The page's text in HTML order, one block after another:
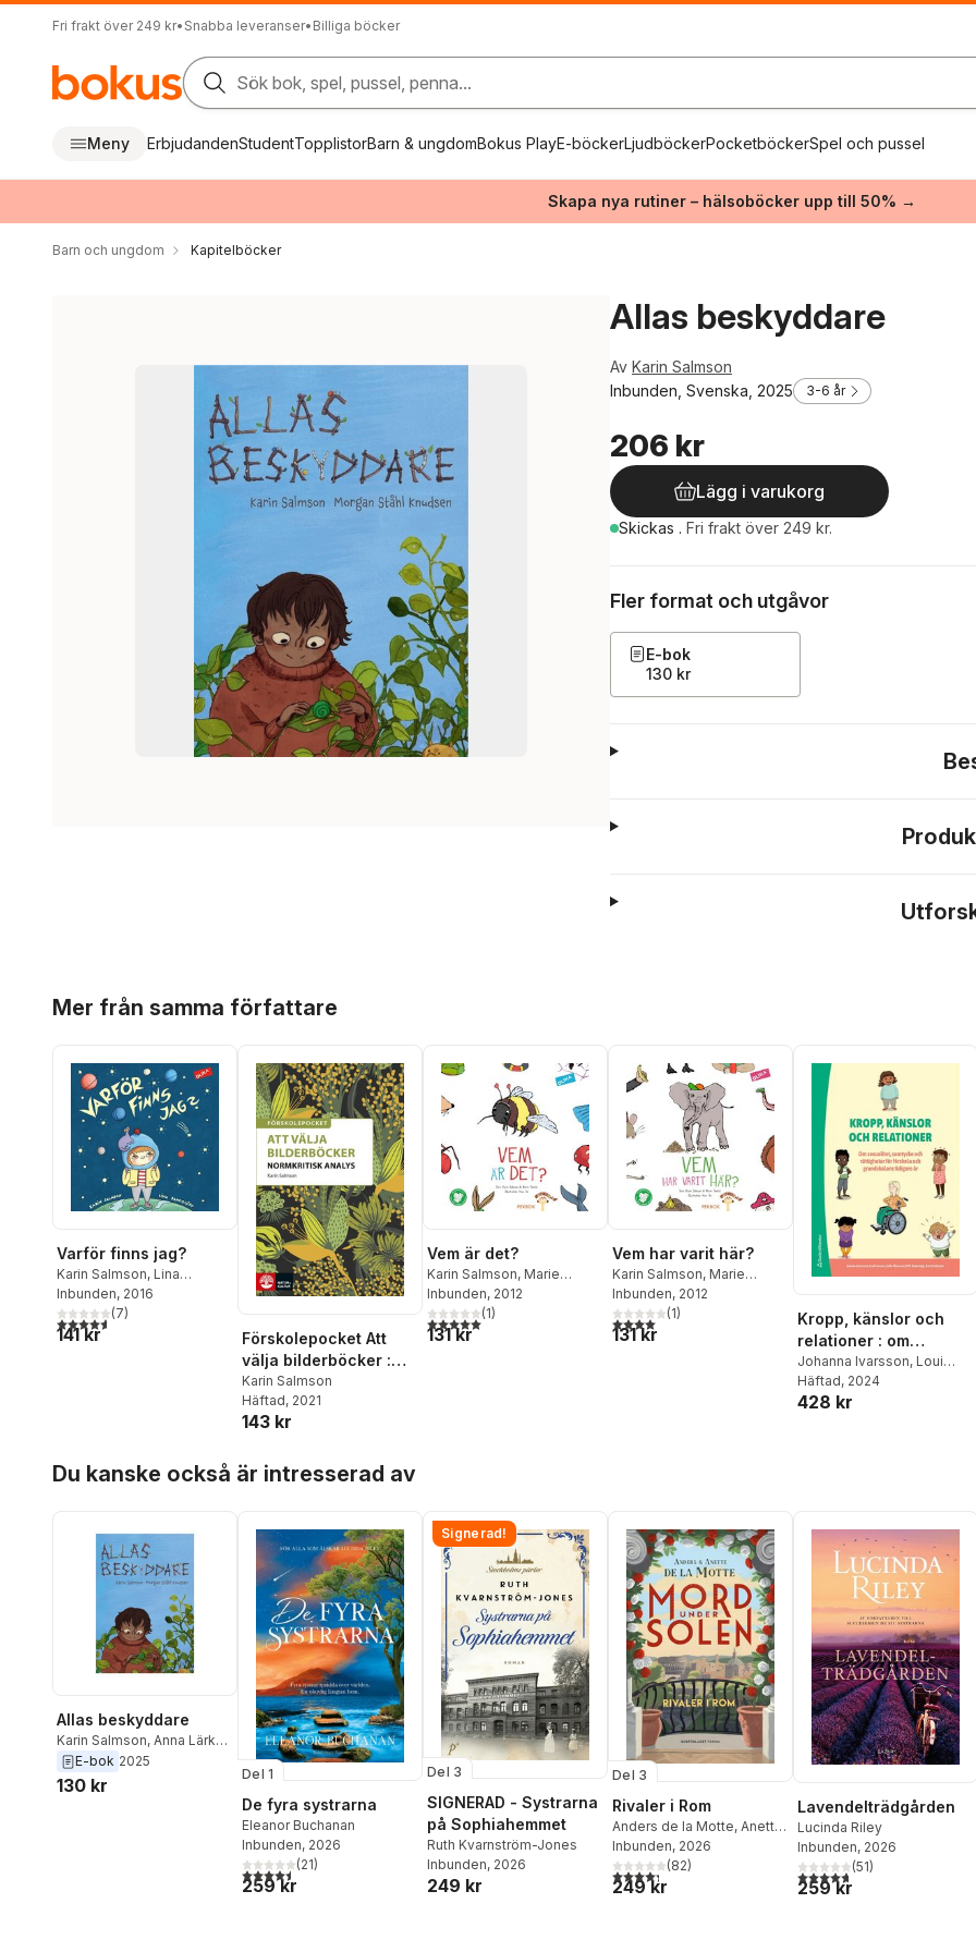
Fri frakt över 249 kr• Snabba leveranser• Billiga böcker
Sök bok, spel, pussel, penna...
Meny ErbjudandenStudentTopplistorBarn & ungdomBokus PlayE-böckerLjudböckerPocketböckerSpel och pussel
Skapa nya rutiner – hälsoböcker upp till 50% →
Barn och ungdom Kapitelböcker
Allas beskyddare
Av Karin Salmson
Inbunden, Svenska, 2025
3-6 år
206 kr
Lägg i varukorg
Skickas . Fri frakt över 249 kr.
Fler format och utgåvor
E-bok
130 kr
Mer från samma författare
Varför finns jag?
Karin Salmson, Lina
Sandquist
Inbunden, 2016
4,6utav 5 stjärnor. Totalt antal röster:
(7)
141 kr
Förskolepocket Att
välja bilderböcker :
Normkritisk analys
Karin Salmson
Häftad, 2021
143 kr
Vem är det?
Karin Salmson, Marie
Tomicic
Inbunden, 2012
5,0utav 5 stjärnor. Totalt antal röster:
(1)
131 kr
Vem har varit här?
Karin Salmson, Marie
Tomicic
Inbunden, 2012
4,0utav 5 stjärnor. Totalt antal röster:
(1)
131 kr
Kropp, känslor och
relationer : om
sexualitet, samtycke
och rättigheter för
förskola och
Johanna Ivarsson, Loui
Larsson ,Sofie Olovsson
R.M Ratesregn
Häftad, 2024
428 kr
Du kanske också är intresserad av
Allas beskyddare
Karin Salmson, Anna Lärk
Ståhlberg
E-bok 2025
130 kr
Del 1
De fyra systrarna
Eleanor Buchanan
Inbunden, 2026
4,5utav 5 stjärnor. Totalt antal röster:
(21)
259 kr
Signerad!
Del 3
SIGNERAD - Systrarna
på Sophiahemmet
Ruth Kvarnström-Jones
Inbunden, 2026
249 kr
Del 3
Rivaler i Rom
Anders de la Motte, Anette
de la Motte
Inbunden, 2026
4,3utav 5 stjärnor. Totalt antal röster:
(82)
249 kr
Lavendelträdgården
Lucinda Riley
Inbunden, 2026
4,7utav 5 stjärnor. Totalt
(51)
259 kr